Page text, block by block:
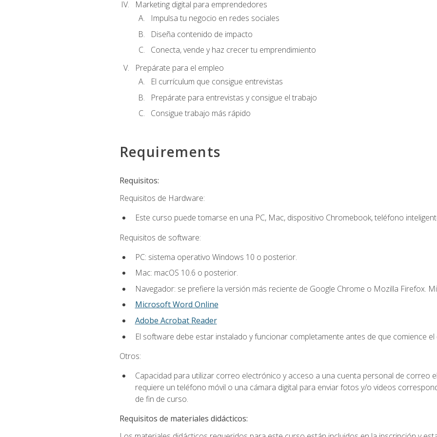
Marketing digital para emprendedores
Impulsa tu negocio en redes sociales
Diseña contenido de impacto
Conecta, vende y haz crecer tu emprendimiento
Prepárate para el empleo
El currículum que consigue entrevistas
Prepárate para entrevistas y consigue el trabajo
Consigue trabajo más rápido
Requirements
Requisitos:
Requisitos de Hardware:
Este curso puede tomarse en una PC, Mac, dispositivo Chromebook, teléfono
Requisitos de software:
PC: sistema operativo Windows 10 o posterior.
Mac: macOS 10.6 o posterior.
Navegador: se prefiere la versión más reciente de Google Chrome o Mozilla Firefox.
Microsoft Word Online
Adobe Acrobat Reader
El software debe estar instalado y funcionar completamente antes de que comience el
Otros:
Capacidad para utilizar correo electrónico y acceso a una cuenta personal de correo
requiere un teléfono móvil o una cámara digital para enviar fotos y/o videos
de fin de curso.
Requisitos de materiales didácticos: